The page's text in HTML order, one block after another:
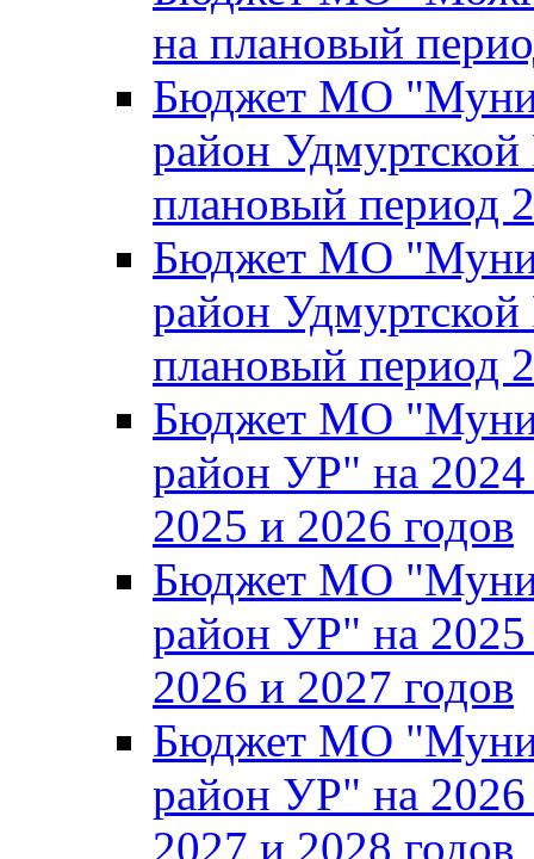
на плановый
Бюджет МО
район
плановый период
Бюджет МО
район
плановый период
Бюджет МО
район УР" на 2024
2025 и 2026 годов
Бюджет МО
район УР" на 2025
2026 и 2027 годов
Бюджет МО
район УР" на 2026
2027 и 2028 годов